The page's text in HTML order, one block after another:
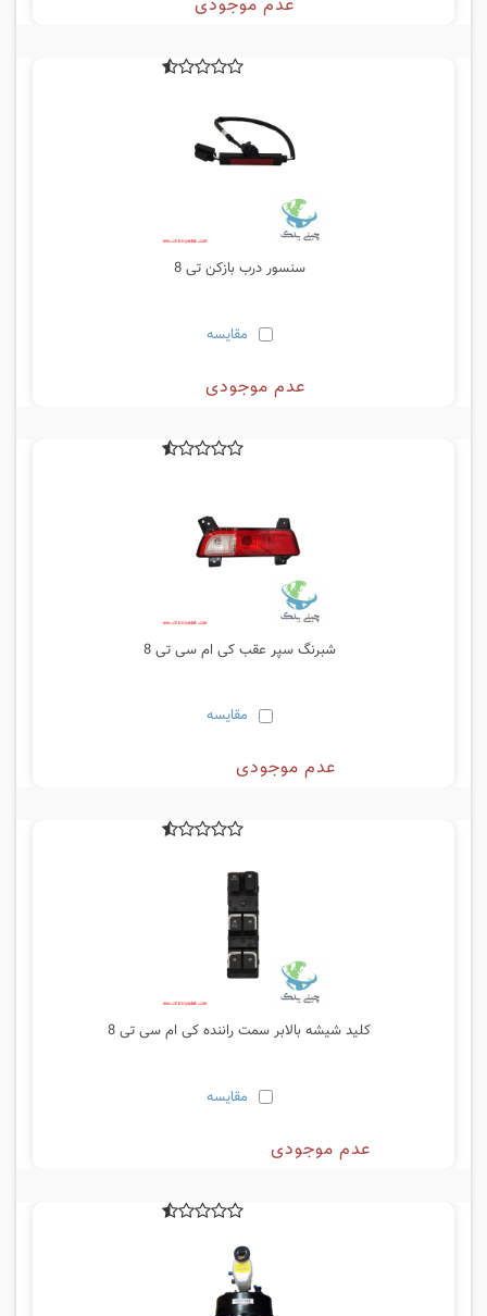
عدم موجودی
سنسور درب بازکن تی 8
مقایسه
عدم موجودی
شبرنگ سپر عقب کی ام سی تی 8
مقایسه
عدم موجودی
کلید شیشه بالابر سمت راننده کی ام سی تی 8
مقایسه
عدم موجودی